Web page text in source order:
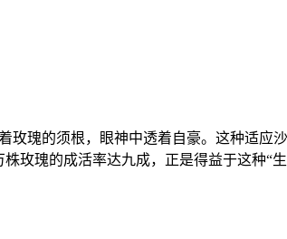
瑰的须根，眼神中透着自豪。这种适应
玫瑰的成活率达九成，正是得益于这种“生